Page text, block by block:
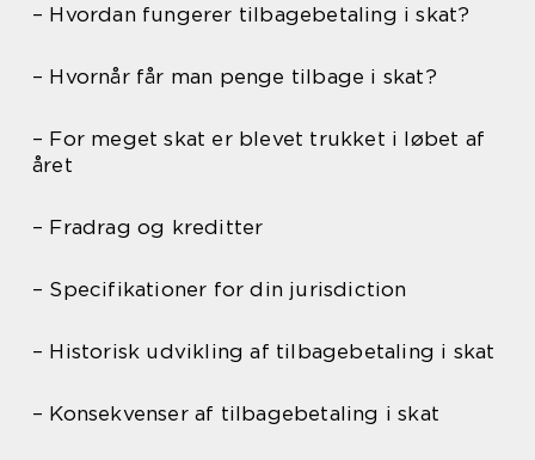
– Hvordan fungerer tilbagebetaling i skat?
– Hvornår får man penge tilbage i skat?
– For meget skat er blevet trukket i løbet af
året
– Fradrag og kreditter
– Specifikationer for din jurisdiction
– Historisk udvikling af tilbagebetaling i skat
– Konsekvenser af tilbagebetaling i skat